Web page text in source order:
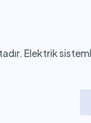
Elektrik